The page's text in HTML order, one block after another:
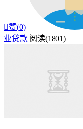
赞(0)
业贷款 阅读(1801)